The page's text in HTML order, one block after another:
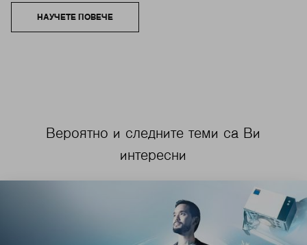
НАУЧЕТЕ ПОВЕЧЕ
Вероятно и следните теми са Ви
интересни